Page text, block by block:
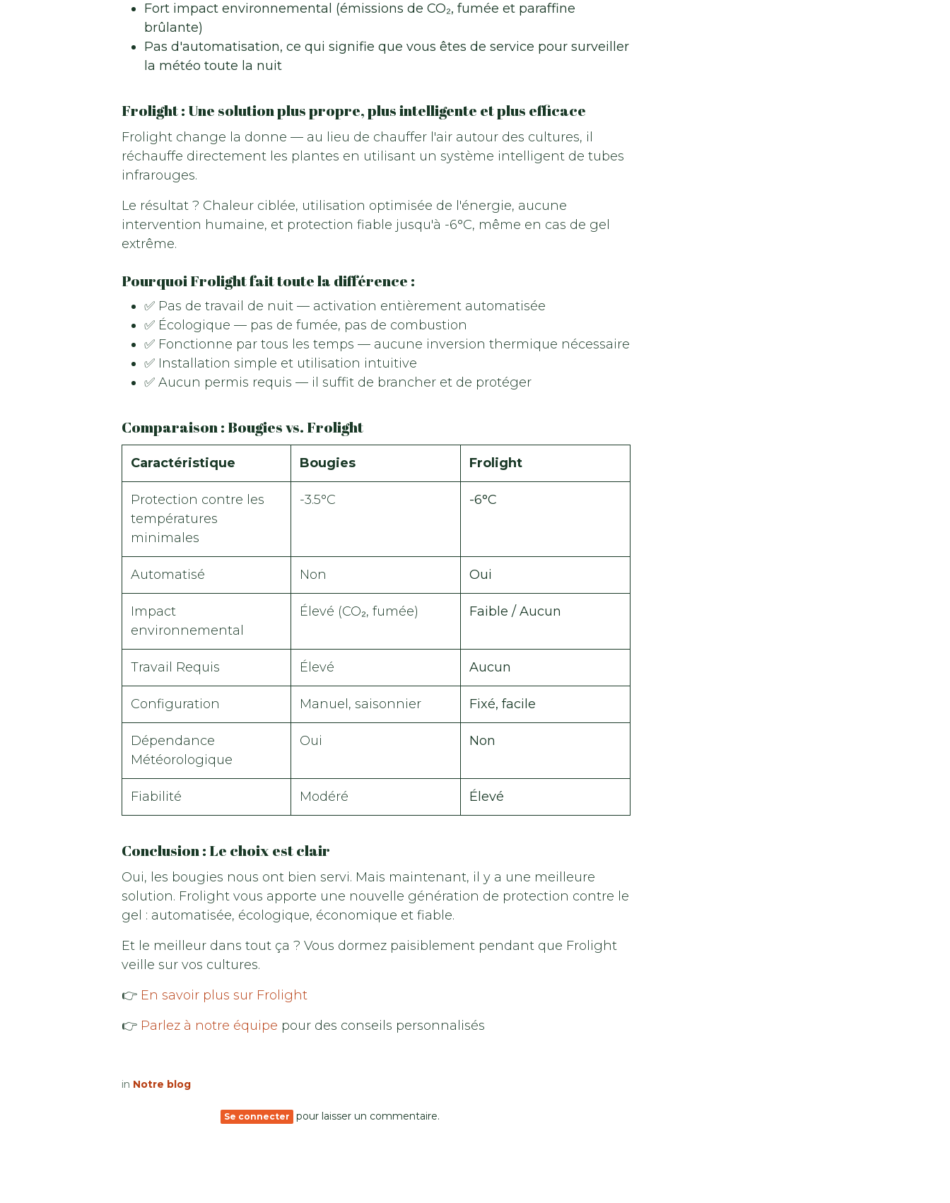
Fort impact environnemental (émissions de CO₂, fumée et paraffine
brûlante)
Pas d'automatisation, ce qui signifie que vous êtes de service pour surveiller
la météo toute la nuit
Frolight : Une solution plus propre, plus intelligente et plus efficace
Frolight change la donne — au lieu de chauffer l'air autour des cultures, il
réchauffe directement les plantes en utilisant un système intelligent de tubes
infrarouges.
Le résultat ? Chaleur ciblée, utilisation optimisée de l'énergie, aucune
intervention humaine, et protection fiable jusqu'à -6°C, même en cas de gel
extrême.
Pourquoi Frolight fait toute la différence :
✅ Pas de travail de nuit — activation entièrement automatisée
✅ Écologique — pas de fumée, pas de combustion
✅ Fonctionne par tous les temps — aucune inversion thermique nécessaire
✅ Installation simple et utilisation intuitive
✅ Aucun permis requis — il suffit de brancher et de protéger
Comparaison : Bougies vs. Frolight
Caractéristique Bougies Frolight
Protection contre les
températures
minimales
-3.5°C -6°C
Automatisé Non Oui
Impact
environnemental
Élevé (CO₂, fumée) Faible / Aucun
Travail Requis Élevé Aucun
Configuration Manuel, saisonnier Fixé, facile
Dépendance
Météorologique
Oui Non
Fiabilité Modéré Élevé
Conclusion : Le choix est clair
Oui, les bougies nous ont bien servi. Mais maintenant, il y a une meilleure
solution. Frolight vous apporte une nouvelle génération de protection contre le
gel : automatisée, écologique, économique et fiable.
Et le meilleur dans tout ça ? Vous dormez paisiblement pendant que Frolight
veille sur vos cultures.
👉 En savoir plus sur Frolight
👉 Parlez à notre équipe pour des conseils personnalisés
in Notre blog
Se connecter pour laisser un commentaire.